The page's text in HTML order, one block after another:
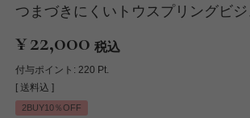
つまづきにくいトウスプリングビ
¥22,000 税込
付与ポイント: 220 Pt.
送料込
2BUY10％OFF